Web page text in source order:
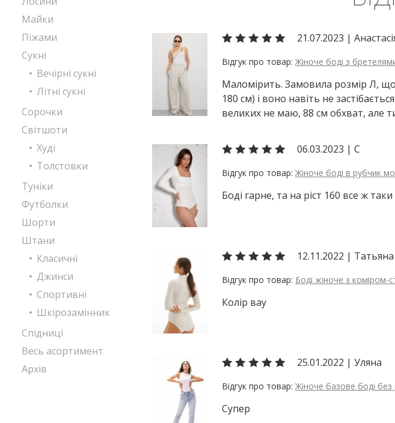
21.07.2023 |
Жіноче боді з
Маломірить. Замовила розмір Л,
180 см) і воно навіть не
великих не маю, 88 см обхват, але
06.03.2023 | С
Жіноче боді в рубчик
Боді гарне, та на ріст 160 все ж
12.11.2022 | Татьяна
Боді жіноче з
Колір вау
25.01.2022 | Уляна
Жіноче базове боді без
Супер
Майки
Піжами
Сукні
Вечірні сукні
Літні сукні
Сорочки
Світшоти
Худі
Толстовки
Туніки
Футболки
Шорти
Штани
Класичні
Джинси
Спортивні
Шкірозамінник
Спідниці
Весь асортимент
Архів